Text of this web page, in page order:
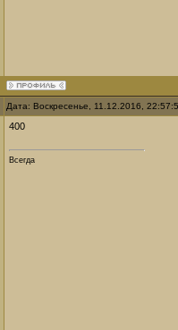
Дата: Воскресенье, 11.12.2016,
400
Всегда